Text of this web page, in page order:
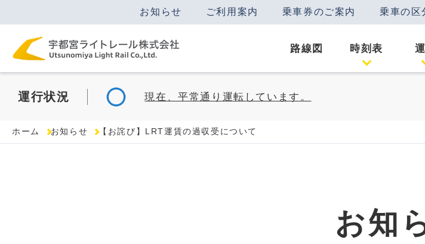
お知らせ ご利用案内 乗車券のご案内 乗車の区
路線図 時刻表
運行状況 現在、平常通り運転しています。
ホーム お知らせ 【お詫び】LRT運賃の過収受について
お知